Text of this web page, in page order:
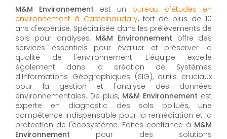
M&M Environnement est un bureau d'études en
environnement à Castelnaudary, fort de plus de 10
ans d'expertise. Spécialisée dans les prélèvements de
sols pour analyses, M&M Environnement offre des
services essentiels pour évaluer et préserver la
qualité de l'environnement. L'équipe excelle
également dans la création de Systèmes
d'Informations Géographiques (SIG), outils cruciaux
pour la gestion et l'analyse des données
environnementales. De plus, M&M Environnement est
experte en diagnostic des sols pollués, une
compétence indispensable pour la remédiation et la
protection de l'écosystème. Faites confiance à M&M
Environnement pour des solutions